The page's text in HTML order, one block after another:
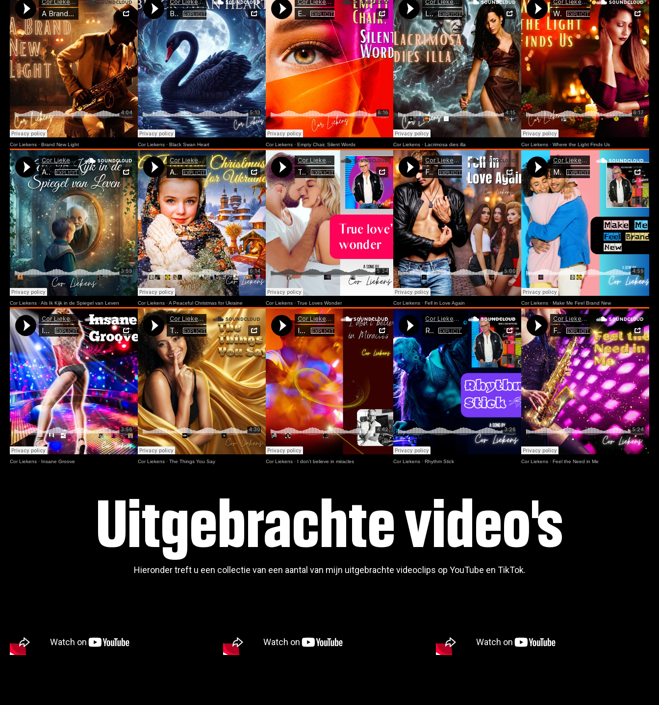
Cor Liekens · Brand New Light Cor Liekens· Black Swan Heart Cor Liekens· Empty Chair, Silent Words Cor Liekens ·Lacrimosa dies illa Cor Liekens ·Where the Light Finds Us
Cor Liekens ·Als Ik Kijk in de Spiegel van Leven Cor Liekens·A Peaceful Christmas for Ukraine Cor Liekens· True Loves Wonder Cor Liekens ·Fell in Love Again Cor Liekens ·Make Me Feel Brand New
Cor Liekens · Insane Groove Cor Liekens· The Things You Say Cor Liekens· I don’t believe in miracles Cor Liekens ·Rhythm Stick Cor Liekens ·Feel the Need in Me
Uitgebrachte video's
Hieronder treft u een collectie van een aantal van mijn uitgebrachte videoclips op YouTube en TikTok.